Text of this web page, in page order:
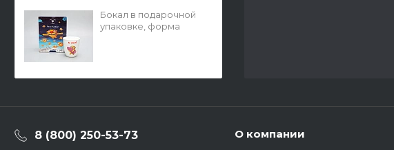
Бокал в подарочной
упаковке, форма
8 (800) 250-53-73 О компании